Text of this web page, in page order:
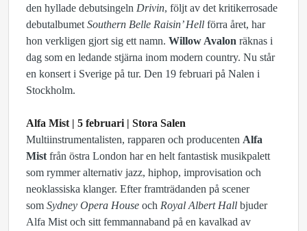
den hyllade debutsingeln Drivin, följt av det kritikerrosade
debutalbumet Southern Belle Raisin’ Hell förra året, har
hon verkligen gjort sig ett namn. Willow Avalon räknas i
dag som en ledande stjärna inom modern country. Nu står
en konsert i Sverige på tur. Den 19 februari på Nalen i
Stockholm.
Alfa Mist | 5 februari | Stora Salen
Multiinstrumentalisten, rapparen och producenten Alfa
Mist från östra London har en helt fantastisk musikpalett
som rymmer alternativ jazz, hiphop, improvisation och
neoklassiska klanger. Efter framträdanden på scener
som Sydney Opera House och Royal Albert Hall bjuder
Alfa Mist och sitt femmannaband på en kavalkad av